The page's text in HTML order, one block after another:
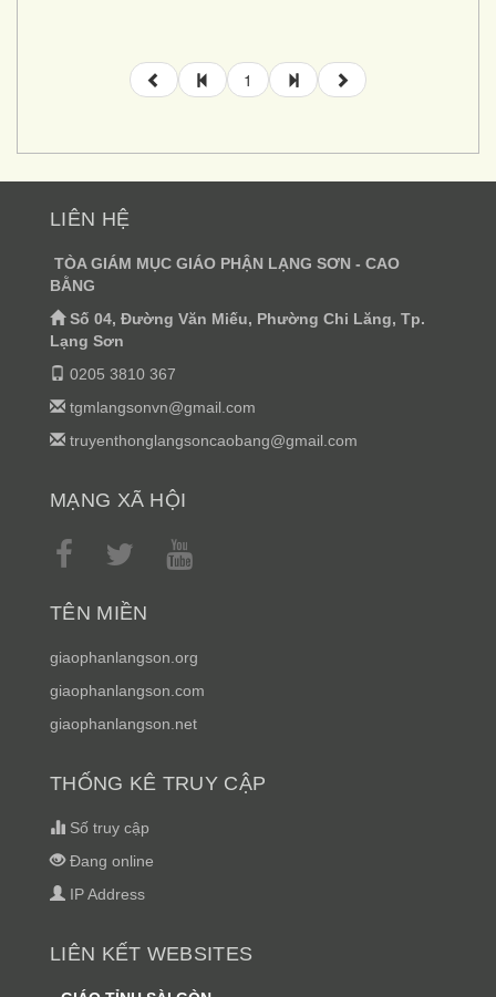
1
LIÊN HỆ
TÒA GIÁM MỤC GIÁO PHẬN LẠNG SƠN - CAO
BẰNG
Số 04, Đường Văn Miếu, Phường Chi Lăng, Tp.
Lạng Sơn
0205 3810 367
tgmlangsonvn@gmail.com
truyenthonglangsoncaobang@gmail.com
MẠNG XÃ HỘI
TÊN MIỀN
giaophanlangson.org
giaophanlangson.com
giaophanlangson.net
THỐNG KÊ TRUY CẬP
Số truy cập
Đang online
IP Address
LIÊN KẾT WEBSITES